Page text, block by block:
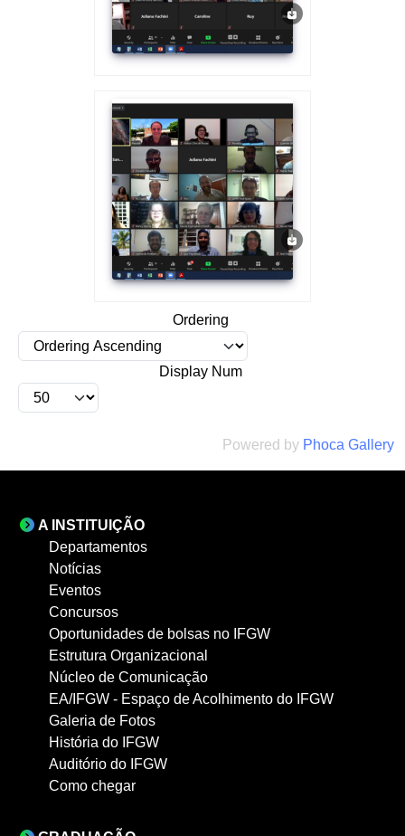
Ordering
Display Num
Powered by Phoca Gallery
A INSTITUIÇÃO
Departamentos
Notícias
Eventos
Concursos
Oportunidades de bolsas no IFGW
Estrutura Organizacional
Núcleo de Comunicação
EA/IFGW - Espaço de Acolhimento do IFGW
Galeria de Fotos
História do IFGW
Auditório do IFGW
Como chegar